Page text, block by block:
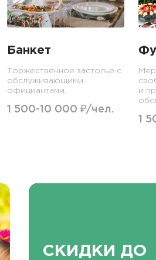
Банкет
Торжественное застолье с
обслуживающими
официантами.
1 500-10 000 ₽/чел.
и
1
СКИДКИ ДО